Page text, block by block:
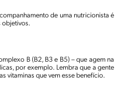
de uma nutricionista é
objetivos.
B (B2, B3 e B5) – que agem na
por exemplo. Lembra que a gente
vitaminas que vem esse benefício.